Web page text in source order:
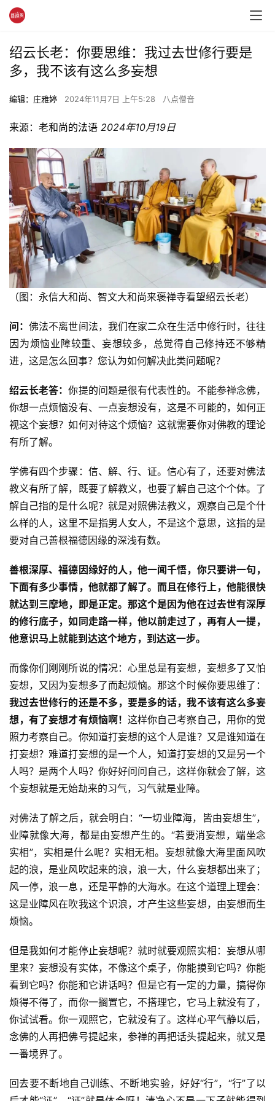
资
讯
八
僧
音
高
僧
访
谈
乐
绍云长老：你要思维：我过去世修行要是
多，我不该有这么多妄想
编辑：庄雅婷 2024年11月7日 上午5:28 八点僧音
来源： 老和尚的法语 2024年10月19日
（图：永信大和尚、智文大和尚来褒禅寺看望绍云长老）
问：佛法不离世间法，我们在家二众在生活中修行时，往往
因为烦恼业障较重、妄想较多，总觉得自己修持还不够精
进，这是怎么回事？您认为如何解决此类问题呢？
绍云长老答：你提的问题是很有代表性的。不能参禅念佛，
你想一点烦恼没有、一点妄想没有，这是不可能的，如何正
视这个妄想？如何对待这个烦恼？这就需要你对佛教的理论
有所了解。
学佛有四个步骤：信、解、行、证。信心有了，还要对佛法
教义有所了解，既要了解教义，也要了解自己这个个体。了
解自己指的是什么呢？就是对照佛法教义，观察自己是个什
么样的人，这里不是指男人女人，不是这个意思，这指的是
要对自己善根福德因缘的深浅有数。
善根深厚、福德因缘好的人，他一闻千悟，你只要讲一句，
下面有多少事情，他就都了解了。而且在修行上，他能很快
就达到三摩地，即是正定。那这个是因为他在过去世有深厚
的修行底子，如同走路一样，他以前走过了，再有人一提，
他意识马上就能到达这个地方，到达这一步。
而像你们刚刚所说的情况：心里总是有妄想，妄想多了又怕
妄想，又因为妄想多了而起烦恼。那这个时候你要思维了：
我过去世修行的还是不多，要是多的话，我不该有这么多妄
想，有了妄想才有烦恼啊！ 这样你自己考察自己，用你的觉
照力考察自己。你知道打妄想的这个人是谁？又是谁知道在
打妄想？难道打妄想的是一个人，知道打妄想的又是另一个
人吗？是两个人吗？你好好问问自己，这样你就会了解，这
个妄想就是无始劫来的习气，习气就是业障。
对佛法了解之后，就会明白：“一切业障海，皆由妄想生”，
业障就像大海，都是由妄想产生的。“若要消妄想，端坐念
实相”，实相是什么呢？实相无相。妄想就像大海里面风吹
起的浪，是业风吹起来的浪，浪一大，什么妄想都出来了；
风一停，浪一息，还是平静的大海水。在这个道理上理会：
这是业障风在吹我这个识浪，才产生这些妄想，由妄想而生
烦恼。
但是我如何才能停止妄想呢？就时就要观照实相：妄想从哪
里来？妄想没有实体，不像这个桌子，你能摸到它吗？你能
看到它吗？你能和它讲话吗？但是它有一定的力量，搞得你
烦得不得了，而你一搁置它，不搭理它，它马上就没有了，
你试试看。你一观照它，它就没有了。这样心平气静以后，
念佛的人再把佛号提起来，参禅的再把话头提起来，就又是
一番境界了。
回去要不断地自己训练、不断地实验，好好“行”，“行”了以